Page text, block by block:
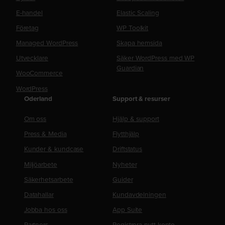
E-handel
Företag
Managed WordPress
Utvecklare
WooCommerce
WordPress
Elastic Scaling
WP Toolkit
Skapa hemsida
Säker WordPress med WP
Guardian
Oderland
Om oss
Press & Media
Kunder & kundcase
Miljöarbete
Säkerhetsarbete
Datahallar
Jobba hos oss
Support & resurser
Hjälp & support
Flytthjälp
Driftstatus
Nyheter
Guider
Kundavdelningen
App Suite